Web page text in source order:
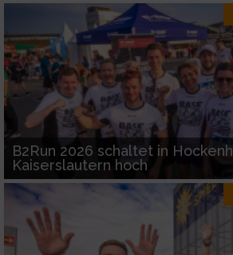
B2Run 2026 schaltet in
Kaiserslautern hoch